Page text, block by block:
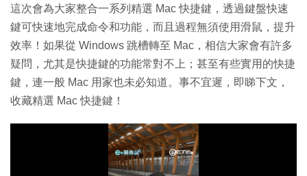
這次會為大家整合一系列精選 Mac 快捷鍵，透過鍵盤快速
鍵可快速地完成命令和功能，而且過程無須使用滑鼠，提升
效率！如果從 Windows 跳槽轉至 Mac，相信大家會有許多
疑問，尤其是快捷鍵的功能常對不上；甚至有些實用的快捷
鍵，連一般 Mac 用家也未必知道。事不宜遲，即睇下文，
收藏精選 Mac 快捷鍵！